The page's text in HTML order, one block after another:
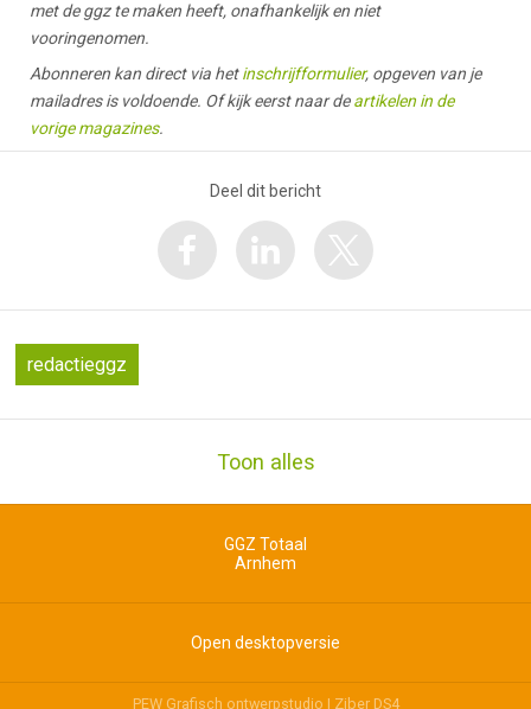
met de ggz te maken heeft, onafhankelijk en niet
vooringenomen.
Abonneren kan direct via hetinschrijfformulier, opgeven van je
mailadres is voldoende. Of kijk eerst naar deartikelen in de
vorige magazines.
Deel dit bericht
redactieggz
Toon alles
GGZ Totaal
Arnhem
Open desktopversie
PEW Grafisch ontwerpstudio | Ziber DS4